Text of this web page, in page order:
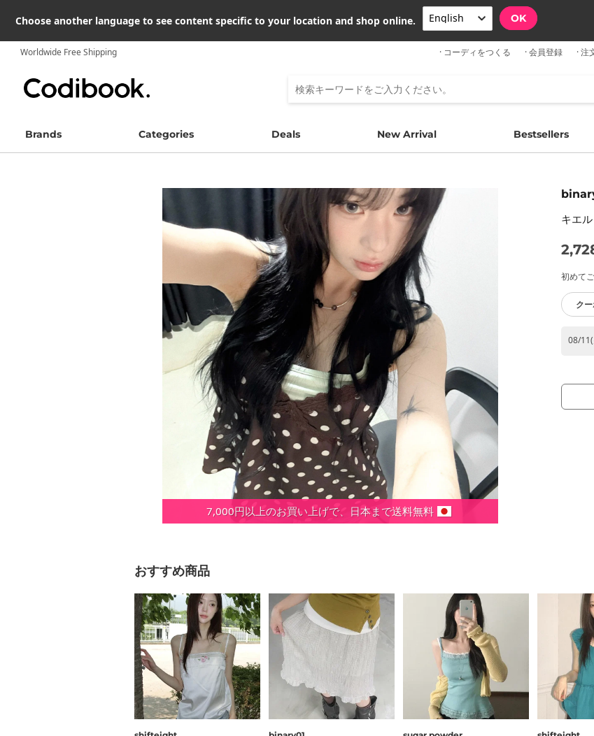
Choose another language to see content specific to your location and shop online. OK
Worldwide Free Shipping · コーディをつくる · 会員登録 · 注
Brands Categories Deals New Arrival Bestsellers
7,000円以上のお買い上げで、日本まで送料無料
キエ
初めて
ク
08/
おすすめ商品